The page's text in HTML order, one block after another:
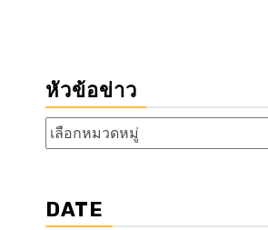
หัวข้อข่าว
หัวข้อ
ข่าว
DATE